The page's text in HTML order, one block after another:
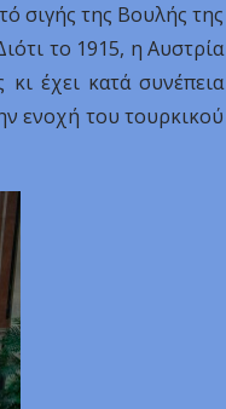
σιγής της Βουλής της
το 1915, η Αυστρία
έχει κατά συνέπεια
ενοχή του τουρκικού